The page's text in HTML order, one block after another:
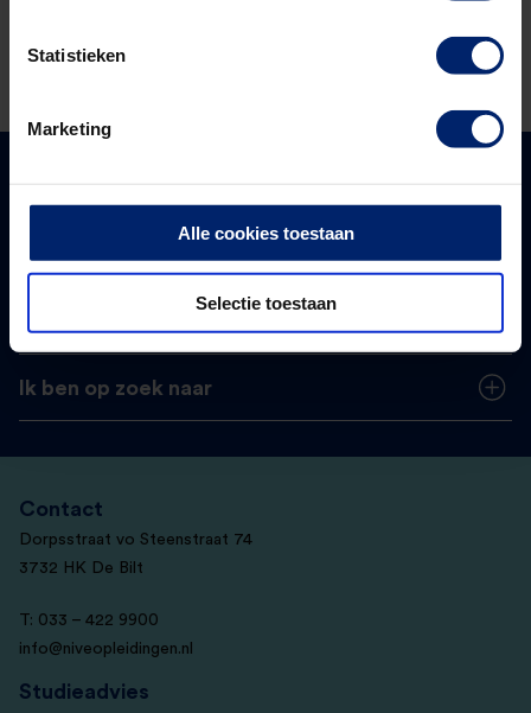
Statistieken
Marketing
Alle cookies toestaan
Selectie toestaan
Meest gekozen
Ik ben op zoek naar
Contact
Dorpsstraat vo Steenstraat 74
3732 HK De Bilt
T: 033 – 422 9900
info@niveopleidingen.nl
Studieadvies